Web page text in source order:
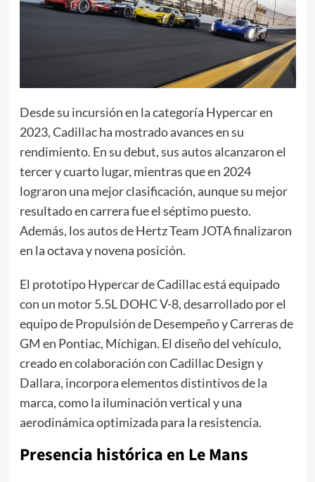
Desde su incursión en la categoría Hypercar en
2023, Cadillac ha mostrado avances en su
rendimiento. En su debut, sus autos alcanzaron el
tercer y cuarto lugar, mientras que en 2024
lograron una mejor clasificación, aunque su mejor
resultado en carrera fue el séptimo puesto.
Además, los autos de Hertz Team JOTA finalizaron
en la octava y novena posición.
El prototipo Hypercar de Cadillac está equipado
con un motor 5.5L DOHC V-8, desarrollado por el
equipo de Propulsión de Desempeño y Carreras de
GM en Pontiac, Míchigan. El diseño del vehículo,
creado en colaboración con Cadillac Design y
Dallara, incorpora elementos distintivos de la
marca, como la iluminación vertical y una
aerodinámica optimizada para la resistencia.
Presencia histórica en Le Mans